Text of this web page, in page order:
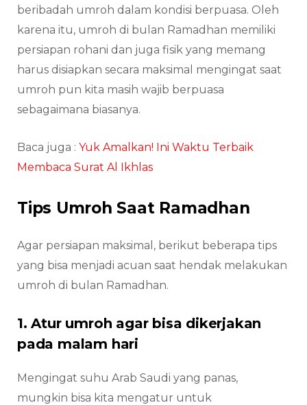
beribadah umroh dalam kondisi berpuasa. Oleh
karena itu, umroh di bulan Ramadhan memiliki
persiapan rohani dan juga fisik yang memang
harus disiapkan secara maksimal mengingat saat
umroh pun kita masih wajib berpuasa
sebagaimana biasanya.
Baca juga : Yuk Amalkan! Ini Waktu Terbaik
Membaca Surat Al Ikhlas
Tips Umroh Saat Ramadhan
Agar persiapan maksimal, berikut beberapa tips
yang bisa menjadi acuan saat hendak melakukan
umroh di bulan Ramadhan.
1. Atur umroh agar bisa dikerjakan
pada malam hari
Mengingat suhu Arab Saudi yang panas,
mungkin bisa kita mengatur untuk